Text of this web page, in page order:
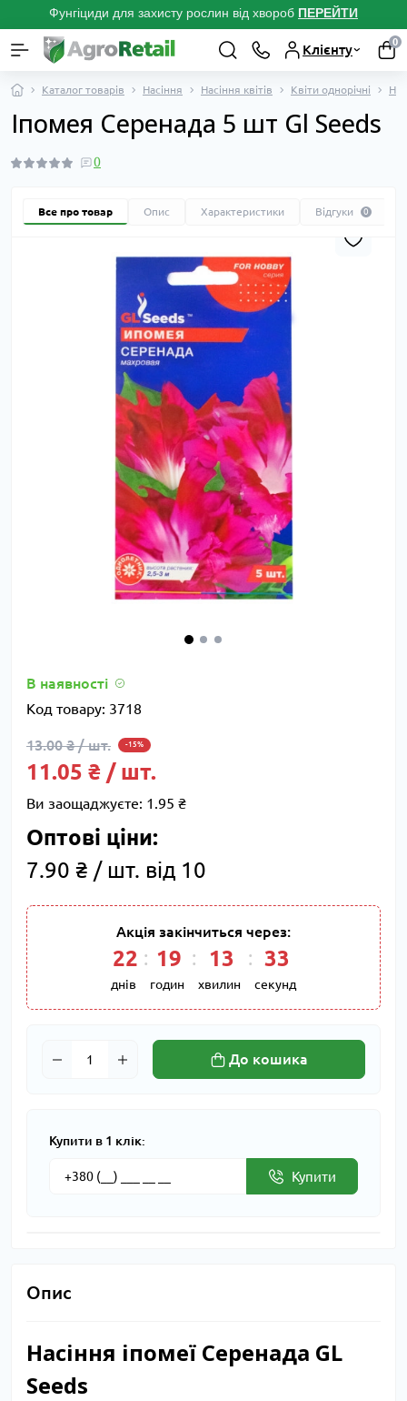
Фунгіциди для захисту рослин від хвороб ПЕРЕЙТИ
Клієнту
0
Каталог товарів Насіння Насіння квітів Квіти однорічні
Іпомея Серенада 5 шт Gl Seeds
0
Все про товар Опис Характеристики Відгуки 0
В наявності
Код товару: 3718
13.00 ₴ / шт. -15%
11.05 ₴ / шт.
Ви заощаджуєте: 1.95 ₴
Оптові ціни:
7.90 ₴ / шт. від 10
Акція закінчиться через:
22
днів
19
годин
13
хвилин
33
секунд
До кошика
Купити в 1 клік:
Купити
Опис
Насіння іпомеї Серенада GL
Seeds